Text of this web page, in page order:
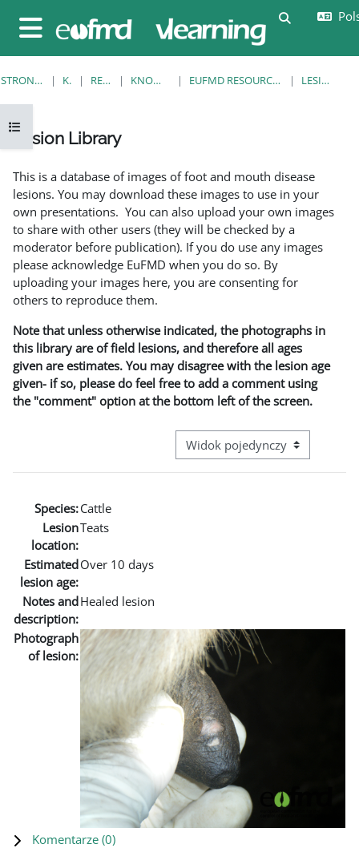
Panel boczny
Otwórz indeks kursu
STRONA GŁÓWNA KURSY RESOURCES KNOWLEDGE BANK EUFMD RESOURCES: CLINICAL DIAGNOSIS LESION LIBRARY
Lesion Library
This is a database of images of foot and mouth disease
lesions. You may download these images to use in your
own presentations. You can also upload your own images
to share with other users (they will be checked by a
moderator before publication). If you do use any images
please acknowledge EuFMD when you do so. By
uploading your images here, you are consenting for
others to reproduce them.
Note that unless otherwise indicated, the photographs in
this library are of field lesions, and therefore all ages
given are estimates. You may disagree with the lesion age
given- if so, please do feel free to add a comment using
the "comment" option at the bottom left of the screen.
Przeglądanie: nawigacja
Species:Cattle
Lesion
location:
Teats
Estimated
lesion age:
Over 10 days
Notes and
description:
Healed lesion
Photograph
of lesion:
Komentarze (0)